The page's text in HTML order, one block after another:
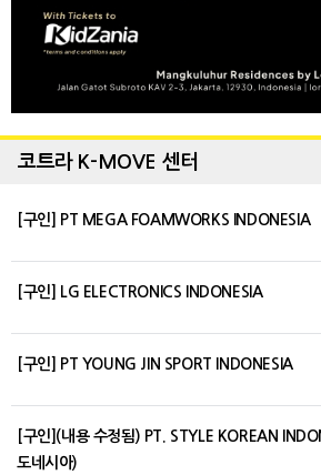
코트라 K-MOVE 센터
[구인] PT MEGA FOAMWORKS INDONESIA
[구인] LG ELECTRONICS INDONESIA
[구인] PT YOUNG JIN SPORT INDONESIA
[구인](내용 수정됨) PT. STYLE KOREAN
도네시아)